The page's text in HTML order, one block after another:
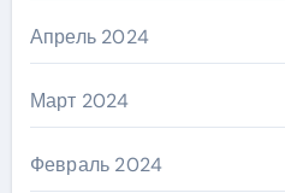
Апрель 2024
Март 2024
Февраль 2024